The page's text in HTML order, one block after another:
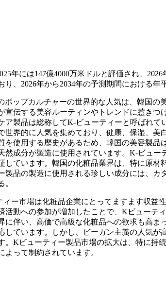
年には147億4000万米ドルと評価され、2026
、2026年から2034年の予測期間における年
ポップカルチャーの世界的な人気は、韓国の
宣伝する美容ルーティンやトレンドに惹きつ
製品は総称してK-ビューティーと呼ばれて
世界的に人気を集めており、健康、保湿、美
を使用する歴史があるため、韓国の美容製品
然成分が製造に使用されています。K-ビュー
しています。韓国の化粧品業界は、特に原
製品の製造に使用される珍しい成分には、カ
。
ー市場は化粧品企業にとってますます収益
活動への参加が増加したことで、Kビューテ
に伴い、高価で高級な化粧品への欲求も高ま
しています。しかし、ビーガン主義の人気が
。Kビューティー製品市場の拡大は、特に持
って制約されています。